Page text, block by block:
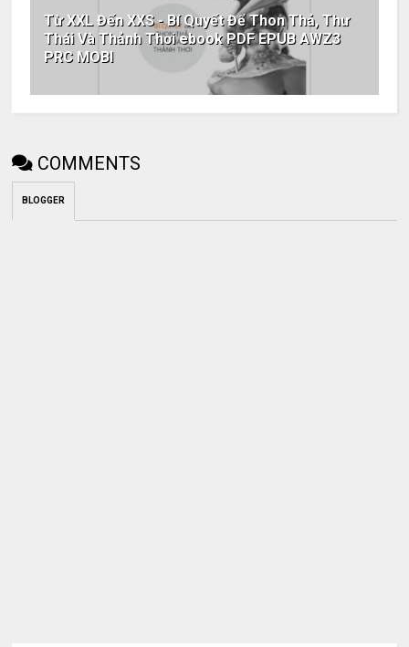
Từ XXL Đến XXS - Bí Quyết Để Thon Thả, Thư
Thái Và Thảnh Thơi ebook PDF EPUB AWZ3
PRC MOBI
COMMENTS
BLOGGER